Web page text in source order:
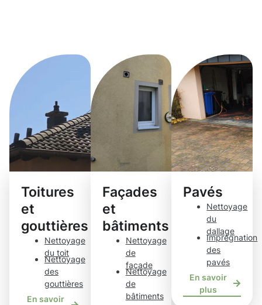
Toitures
et
gouttières
Nettoyage
du toit
Nettoyage
des
gouttières
En savoir
Façades
et
bâtiments
Nettoyage
de
façade
Nettoyage
de
bâtiments
Pavés
Nettoyage
du
dallage
Imprégnation
des
pavés
En savoir
plus